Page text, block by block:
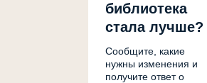
библиотека
стала лучше?
Сообщите, какие
нужны изменения и
получите ответ о